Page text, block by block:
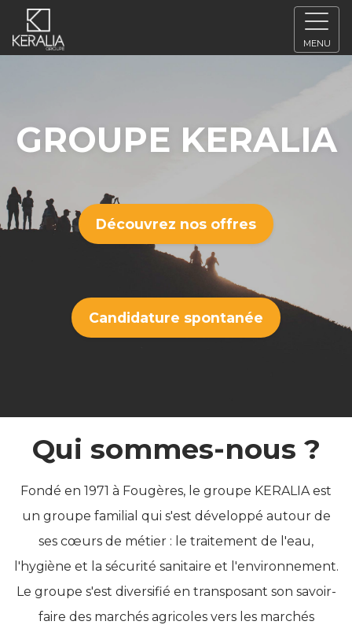
MENU
GROUPE KERALIA
Découvrez nos offres
Candidature spontanée
Qui sommes-nous ?
Fondé en 1971 à Fougères, le groupe KERALIA est
un groupe familial qui s'est développé autour de
ses cœurs de métier : le traitement de l'eau,
l'hygiène et la sécurité sanitaire et l'environnement.
Le groupe s'est diversifié en transposant son savoir-
faire des marchés agricoles vers les marchés